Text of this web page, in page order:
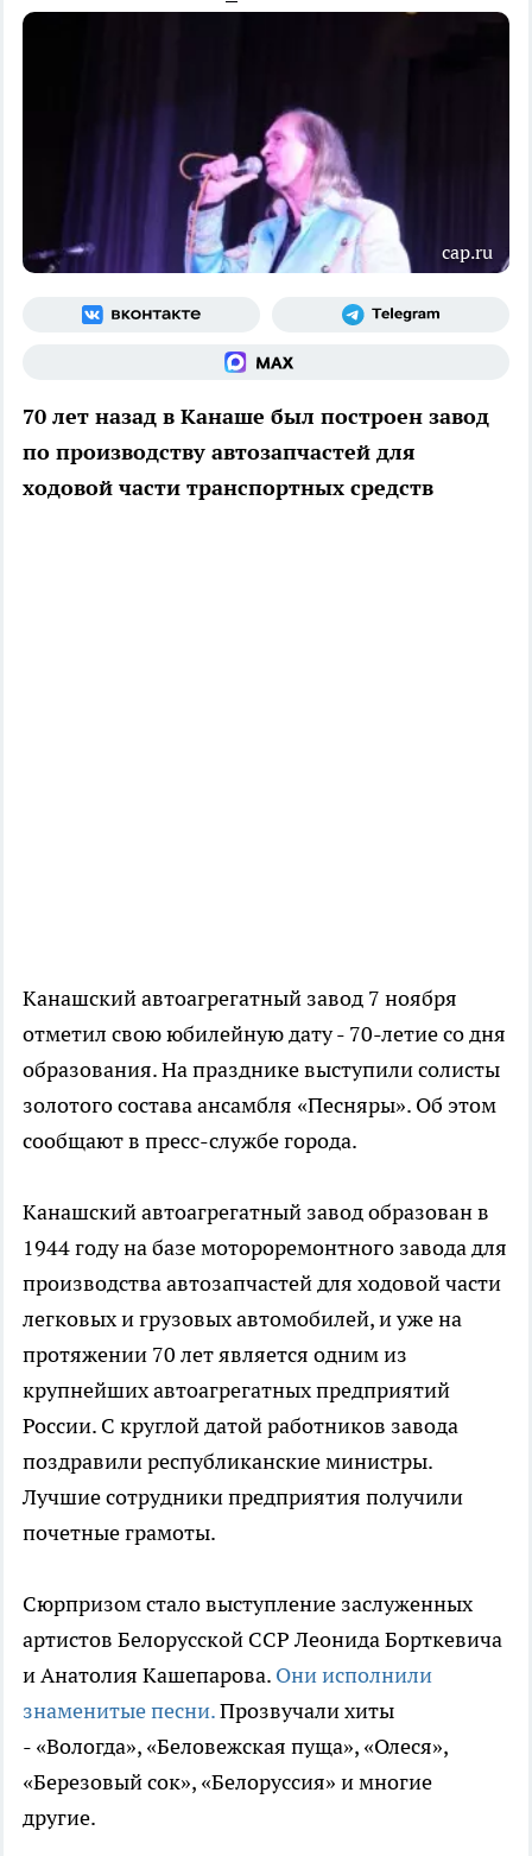
cap.ru
70 лет назад в Канаше был построен завод
по производству автозапчастей для
ходовой части транспортных средств
Канашский автоагрегатный завод 7 ноября
отметил свою юбилейную дату - 70-летие со дня
образования. На празднике выступили солисты
золотого состава ансамбля «Песняры». Об этом
сообщают в пресс-службе города.
Канашский автоагрегатный завод образован в
1944 году на базе мотороремонтного завода для
производства автозапчастей для ходовой части
легковых и грузовых автомобилей, и уже на
протяжении 70 лет является одним из
крупнейших автоагрегатных предприятий
России. С круглой датой работников завода
поздравили республиканские министры.
Лучшие сотрудники предприятия получили
почетные грамоты.
Сюрпризом стало выступление заслуженных
артистов Белорусской ССР Леонида Борткевича
и Анатолия Кашепарова. Они исполнили
знаменитые песни.Прозвучали хиты
- «Вологда», «Беловежская пуща», «Олеся»,
«Березовый сок», «Белоруссия» и многие
другие.